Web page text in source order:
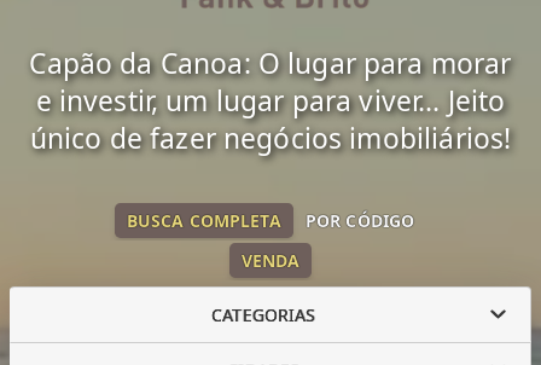
Capão da Canoa: O lugar para morar
e investir, um lugar para viver... Jeito
único de fazer negócios imobiliários!
VENDA
BUSCA COMPLETA POR CÓDIGO
CATEGORIAS